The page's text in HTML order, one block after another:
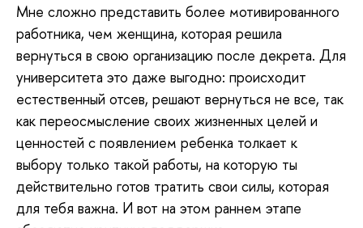
Мне сложно представить более мотивированного
работника, чем женщина, которая решила
вернуться в свою организацию после декрета. Для
университета это даже выгодно: происходит
естественный отсев, решают вернуться не все, так
как переосмысление своих жизненных целей и
ценностей с появлением ребенка толкает к
выбору только такой работы, на которую ты
действительно готов тратить свои силы, которая
для тебя важна. И вот на этом раннем этапе